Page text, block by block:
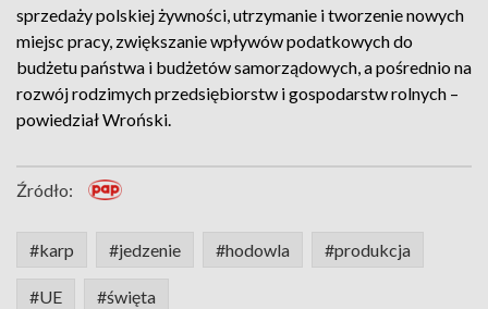
sprzedaży polskiej żywności, utrzymanie i tworzenie nowych
miejsc pracy, zwiększanie wpływów podatkowych do
budżetu państwa i budżetów samorządowych, a pośrednio na
rozwój rodzimych przedsiębiorstw i gospodarstw rolnych –
powiedział Wroński.
Źródło:
#karp #jedzenie #hodowla #produkcja
#UE #święta